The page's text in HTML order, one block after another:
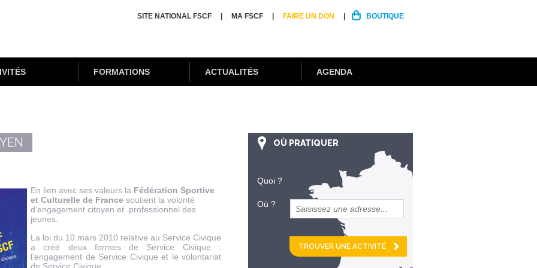
SITE NATIONAL FSCF MA FSCF FAIRE UN DON BOUTIQUE
FORMATIONS ACTUALITÉS AGENDA
En lien avec ses valeurs la Fédération Sportive
et Culturelle de France soutient la volonté
d’engagement citoyen et professionnel des
jeunes.
La loi du 10 mars 2010 relative au Service Civique
a créé deux formes de Service Civique :
l’engagement de Service Civique et le volontariat
OÙ PRATIQUER
Quoi ?
Où ?
et